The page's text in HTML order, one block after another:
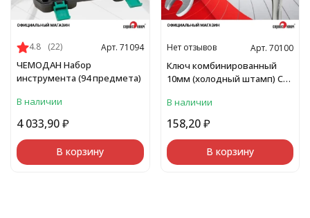
ЧЕМОДАН Набор
инструмента (94 предмета)
В наличии
4.8 (22) Арт. 71094
4 033,90₽
В корзину
Ключ комбинированный
10мм (холодный штамп) CR-
В наличии
Нет отзывов Арт. 70100
158,20 ₽
В корзину